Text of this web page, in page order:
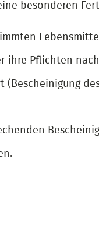
besonderen
ihre Pflichten